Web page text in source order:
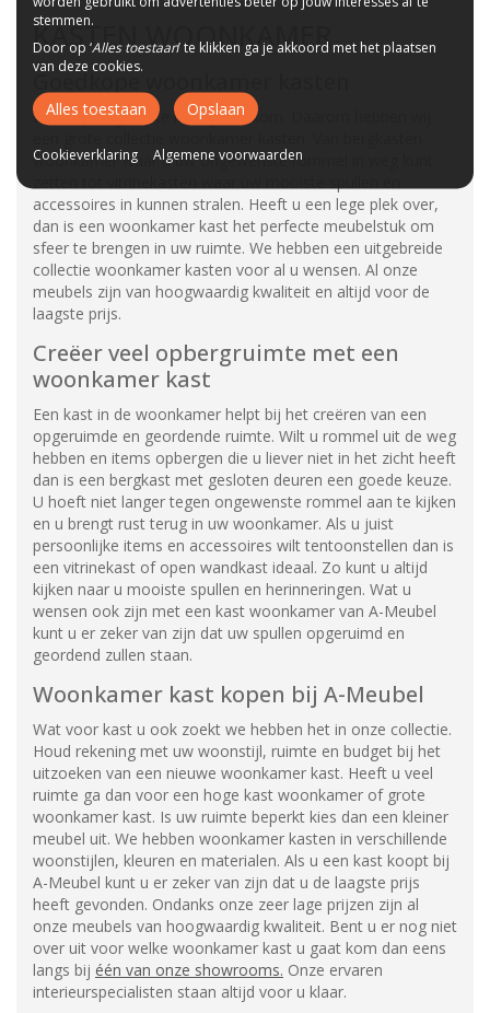
KASTEN WOONKAMER
Extra opbergruimte is altijd welkom. Daarom hebben wij
woonkamer waar u uw ongewenste rommel in weg kunt
accessoires in kunnen stralen. Heeft u een lege plek over,
dan is een woonkamer kast het perfecte meubelstuk om
sfeer te brengen in uw ruimte. We hebben een uitgebreide
collectie woonkamer kasten voor al u wensen. Al onze
meubels zijn van hoogwaardig kwaliteit en altijd voor de
laagste prijs.
Creëer veel opbergruimte met een
woonkamer kast
Een kast in de woonkamer helpt bij het creëren van een
opgeruimde en geordende ruimte. Wilt u rommel uit de weg
hebben en items opbergen die u liever niet in het zicht heeft
dan is een bergkast met gesloten deuren een goede keuze.
U hoeft niet langer tegen ongewenste rommel aan te kijken
en u brengt rust terug in uw woonkamer. Als u juist
persoonlijke items en accessoires wilt tentoonstellen dan is
een vitrinekast of open wandkast ideaal. Zo kunt u altijd
kijken naar u mooiste spullen en herinneringen. Wat u
wensen ook zijn met een kast woonkamer van A-Meubel
kunt u er zeker van zijn dat uw spullen opgeruimd en
geordend zullen staan.
Woonkamer kast kopen bij A-Meubel
Wat voor kast u ook zoekt we hebben het in onze collectie.
Houd rekening met uw woonstijl, ruimte en budget bij het
uitzoeken van een nieuwe woonkamer kast. Heeft u veel
ruimte ga dan voor een hoge kast woonkamer of grote
woonkamer kast. Is uw ruimte beperkt kies dan een kleiner
meubel uit. We hebben woonkamer kasten in verschillende
woonstijlen, kleuren en materialen. Als u een kast koopt bij
A-Meubel kunt u er zeker van zijn dat u de laagste prijs
heeft gevonden. Ondanks onze zeer lage prijzen zijn al
onze meubels van hoogwaardig kwaliteit. Bent u er nog niet
over uit voor welke woonkamer kast u gaat kom dan eens
langs bij één van onze showrooms. Onze ervaren
interieurspecialisten staan altijd voor u klaar.
stemmen.
Door op ‘Alles toestaan’ te klikken ga je akkoord met het plaatsen
van deze cookies.
Alles toestaan Opslaan
Cookieverklaring Algemene voorwaarden